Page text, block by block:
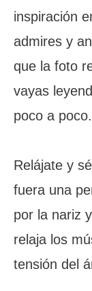
inspiración
admires y
que la foto
vayas
poco a poco.
Relájate y
fuera una
por la nariz
relaja los
tensión del